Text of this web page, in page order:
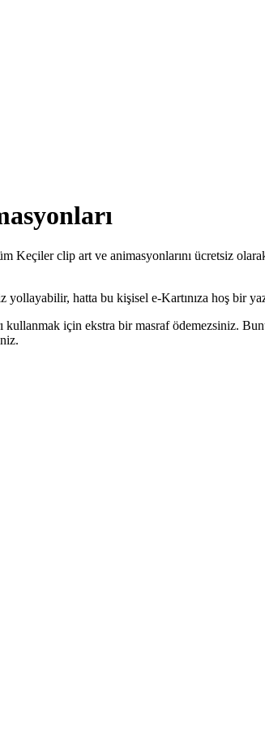
clip art ve animasyonlarını ücretsiz
hatta bu kişisel e-Kartınıza hoş bir
için ekstra bir masraf ödemezsiniz.